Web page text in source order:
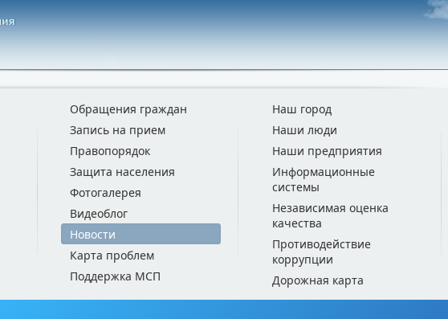
Обращения граждан
Запись на прием
Правопорядок
Защита населения
Фотогалерея
Видеоблог
Новости
Карта проблем
Поддержка МСП
Наш город
Наши люди
Наши предприятия
Информационные
системы
Независимая оценка
качества
Противодействие
коррупции
Дорожная карта